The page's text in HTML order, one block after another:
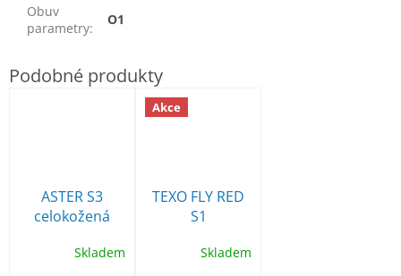
Obuv
parametry:
O1
ASTER S3
celokožená
Skladem
Akce
TEXO FLY RED
S1
polobotka
Skladem